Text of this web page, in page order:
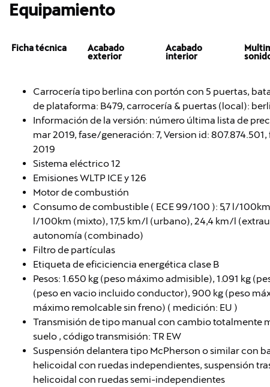
Equipamiento
Ficha técnica
Carrocería tipo berlina con portón con 5 puertas,
de plataforma: B479, carrocería & puertas (local):
Información de la versión: número última lista de
mar 2019, fase/generación: 7, Version id:
2019
Sistema eléctrico 12
Emisiones WLTP ICE y 126
Motor de combustión
Consumo de combustible ( ECE 99/100 ): 5,7 l/
l/100km (mixto), 17,5 km/l (urbano), 24,4 km/l
autonomía (combinado)
Filtro de partículas
Etiqueta de eficiciencia energética clase B
Pesos: 1.650 kg (peso máximo admisible), 1.091 kg
(peso en vacio incluido conductor), 900 kg (peso
máximo remolcable sin freno) ( medición: EU )
Transmisión de tipo manual con cambio totalmente
suelo , código transmisión: TR EW
Suspensión delantera tipo McPherson o similar con
helicoidal con ruedas independientes, suspensión
helicoidal con ruedas semi-independientes
Acabado
exterior
Acabado
interior